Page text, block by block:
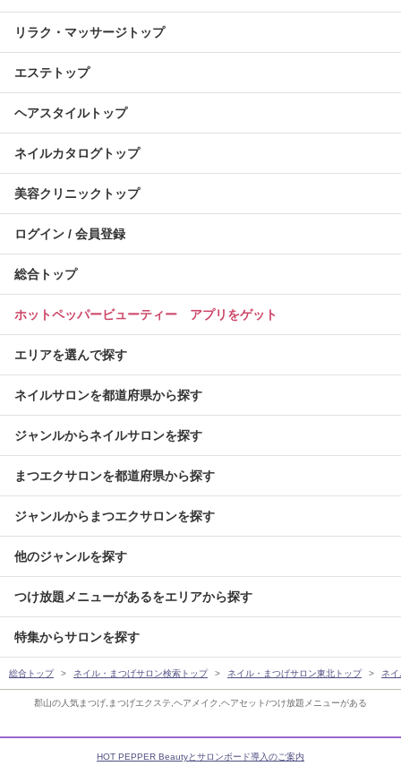
郡山の人気まつげ,まつげエクステ,ヘアメイク,ヘアセット/つけ放題メニューがある
リラク・マッサージトップ
エステトップ
ヘアスタイルトップ
ネイルカタログトップ
美容クリニックトップ
ログイン / 会員登録
総合トップ
ホットペッパービューティー アプリをゲット
エリアを選んで探す
ネイルサロンを都道府県から探す
ジャンルからネイルサロンを探す
まつエクサロンを都道府県から探す
ジャンルからまつエクサロンを探す
他のジャンルを探す
つけ放題メニューがあるをエリアから探す
特集からサロンを探す
総合トップ ネイル・まつげサロン検索トップ ネイル・まつげサロン東北トップ ネ
HOT PEPPER Beautyとサロンボード導入のご案内